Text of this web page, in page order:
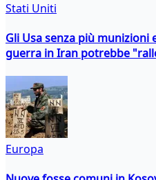
Stati Uniti
Gli Usa senza più munizioni
guerra in Iran potrebbe
Europa